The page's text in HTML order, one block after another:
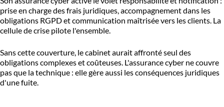
prise en charge des frais juridiques, accompagnement dans les
obligations RGPD et communication maîtrisée vers les clients. La
cellule de crise pilote l'ensemble.
Sans cette couverture, le cabinet aurait affronté seul des
obligations complexes et coûteuses. L'assurance cyber ne couvre
pas que la technique : elle gère aussi les conséquences juridiques
d'une fuite.